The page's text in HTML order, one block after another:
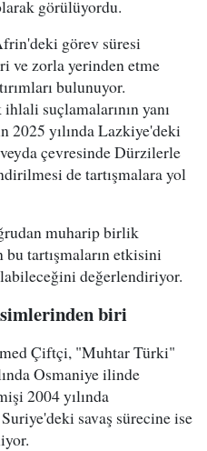
görülüyordu.
görev süresi
ve zorla yerinden etme
bulunuyor.
suçlamalarının yanı
2025 yılında Lazkiye'deki
çevresinde Dürzilerle
de tartışmalara yol
muharip birlik
bu tartışmaların etkisini
değerlendiriyor.
biri
Çiftçi, "Muhtar Türki"
Osmaniye ilinde
2004 yılında
savaş sürecine ise